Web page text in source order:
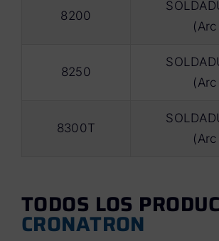
8200
8250
8300T
TODOS LOS
CRONATRON